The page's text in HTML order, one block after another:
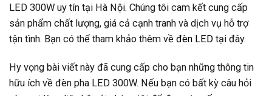
LED 300W uy tín tại Hà Nội. Chúng tôi cam kết cung cấp
sản phẩm chất lượng, giá cả cạnh tranh và dịch vụ hỗ trợ
tận tình. Bạn có thể tham khảo thêm về đèn LED tại đây.
Hy vọng bài viết này đã cung cấp cho bạn những thông tin
hữu ích về đèn pha LED 300W. Nếu bạn có bất kỳ câu hỏi